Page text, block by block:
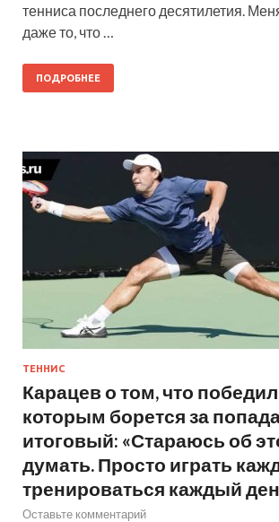
тенниса последнего десятилетия.
даже то, что …
ПОДРОБНЕЕ
ТЕННИС
Карацев о том, что
которым борется за
итоговый: «Стараюсь об
думать. Просто играть
тренироваться каждый
Оставьте комментарий